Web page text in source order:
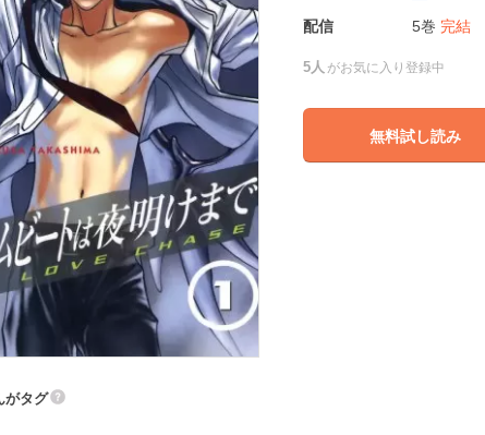
配信
5巻 完結
5人 がお気に入り登録中
無料試し読み
がタグ